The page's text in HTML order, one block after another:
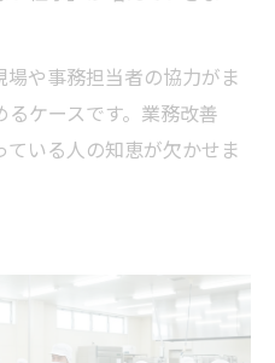
や事務担当者の協力がま
ケースです。業務改善
いる人の知恵が欠かせま